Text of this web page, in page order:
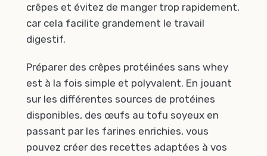
crêpes et évitez de manger trop rapidement,
car cela facilite grandement le travail
digestif.
Préparer des crêpes protéinées sans whey
est à la fois simple et polyvalent. En jouant
sur les différentes sources de protéines
disponibles, des œufs au tofu soyeux en
passant par les farines enrichies, vous
pouvez créer des recettes adaptées à vos